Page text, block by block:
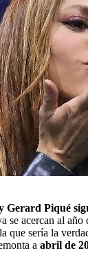
Gerard Piqué
se acercan al año
que sería la
a abril de